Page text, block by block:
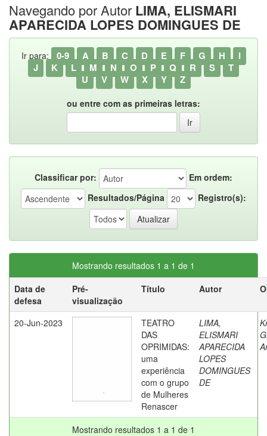
Navegando por Autor LIMA, ELISMARI
APARECIDA LOPES DOMINGUES DE
Ir para: 0-9 A B C D E F G H
I
J
K L M N O P Q R S
T
U
V W X Y Z
ou entre com as primeiras letras:
Classificar por:
Em ordem:
Resultados/Página
Registro(s):
Mostrando resultados 1 a 1 de 1
Data de
defesa
Pré-
visualização
Título Autor
20-Jun-2023
TEATRO
DAS
OPRIMIDAS:
uma
experiência
com o grupo
de Mulheres
Renascer
LIMA,
ELISMARI
APARECIDA
LOPES
DOMINGUES
DE
Mostrando resultados 1 a 1 de 1